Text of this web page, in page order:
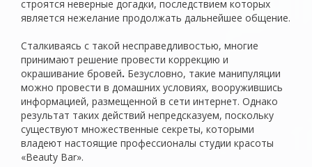
строятся неверные догадки, последствием которых
является нежелание продолжать дальнейшее общение.
Сталкиваясь с такой несправедливостью, многие
принимают решение провести коррекцию и
окрашивание бровей. Безусловно, такие манипуляции
можно провести в домашних условиях, вооружившись
информацией, размещенной в сети интернет. Однако
результат таких действий непредсказуем, поскольку
существуют множественные секреты, которыми
владеют настоящие профессионалы студии красоты
«Beauty Bar».